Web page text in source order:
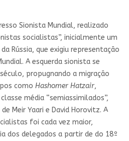
Sionista Mundial, realizado
socialistas”, inicialmente um
Rússia, que exigiu representação
A esquerda sionista se
propugnando a migração
como Hashomer Hatzair,
média “semiassimilados”,
Meir Yaari e David Horovitz. A
foi cada vez maior,
dos delegados a partir de do 18º